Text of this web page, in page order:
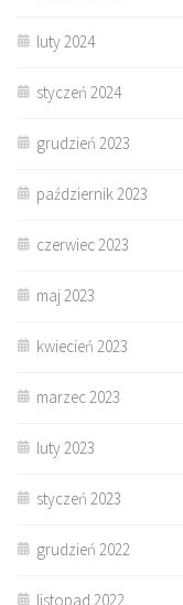
luty 2024
styczeń 2024
grudzień 2023
październik 2023
czerwiec 2023
maj 2023
kwiecień 2023
marzec 2023
luty 2023
styczeń 2023
grudzień 2022
listopad 2022